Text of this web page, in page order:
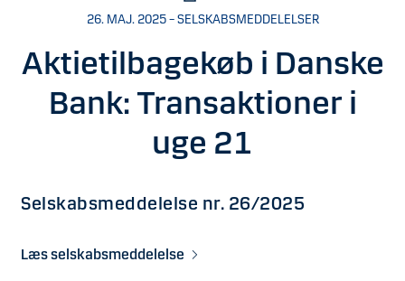
26. MAJ. 2025 – SELSKABSMEDDELELSER
Aktietilbagekøb i Danske
Bank: Transaktioner i
uge 21
Selskabsmeddelelse nr. 26/2025
Læs selskabsmeddelelse